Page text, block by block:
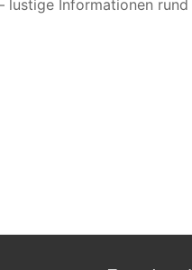
lustige Informationen rund